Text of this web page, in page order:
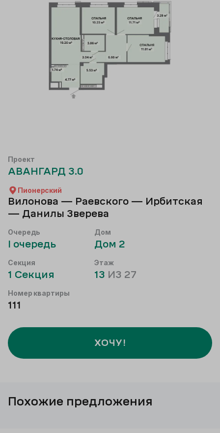
Проект
АВАНГАРД 3.0
Пионерский
Вилонова — Раевского — Ирбитская
— Данилы Зверева
Очередь
I очередь
Дом
Дом 2
Секция
1 Секция
Этаж
13 ИЗ 27
Номер квартиры
111
ХОЧУ!
Похожие предложения